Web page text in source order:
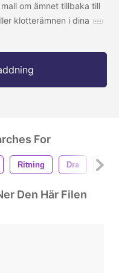
om ämnet tillbaka till
klotterämnen i dina
For
Ritning Dra
Den Här Filen